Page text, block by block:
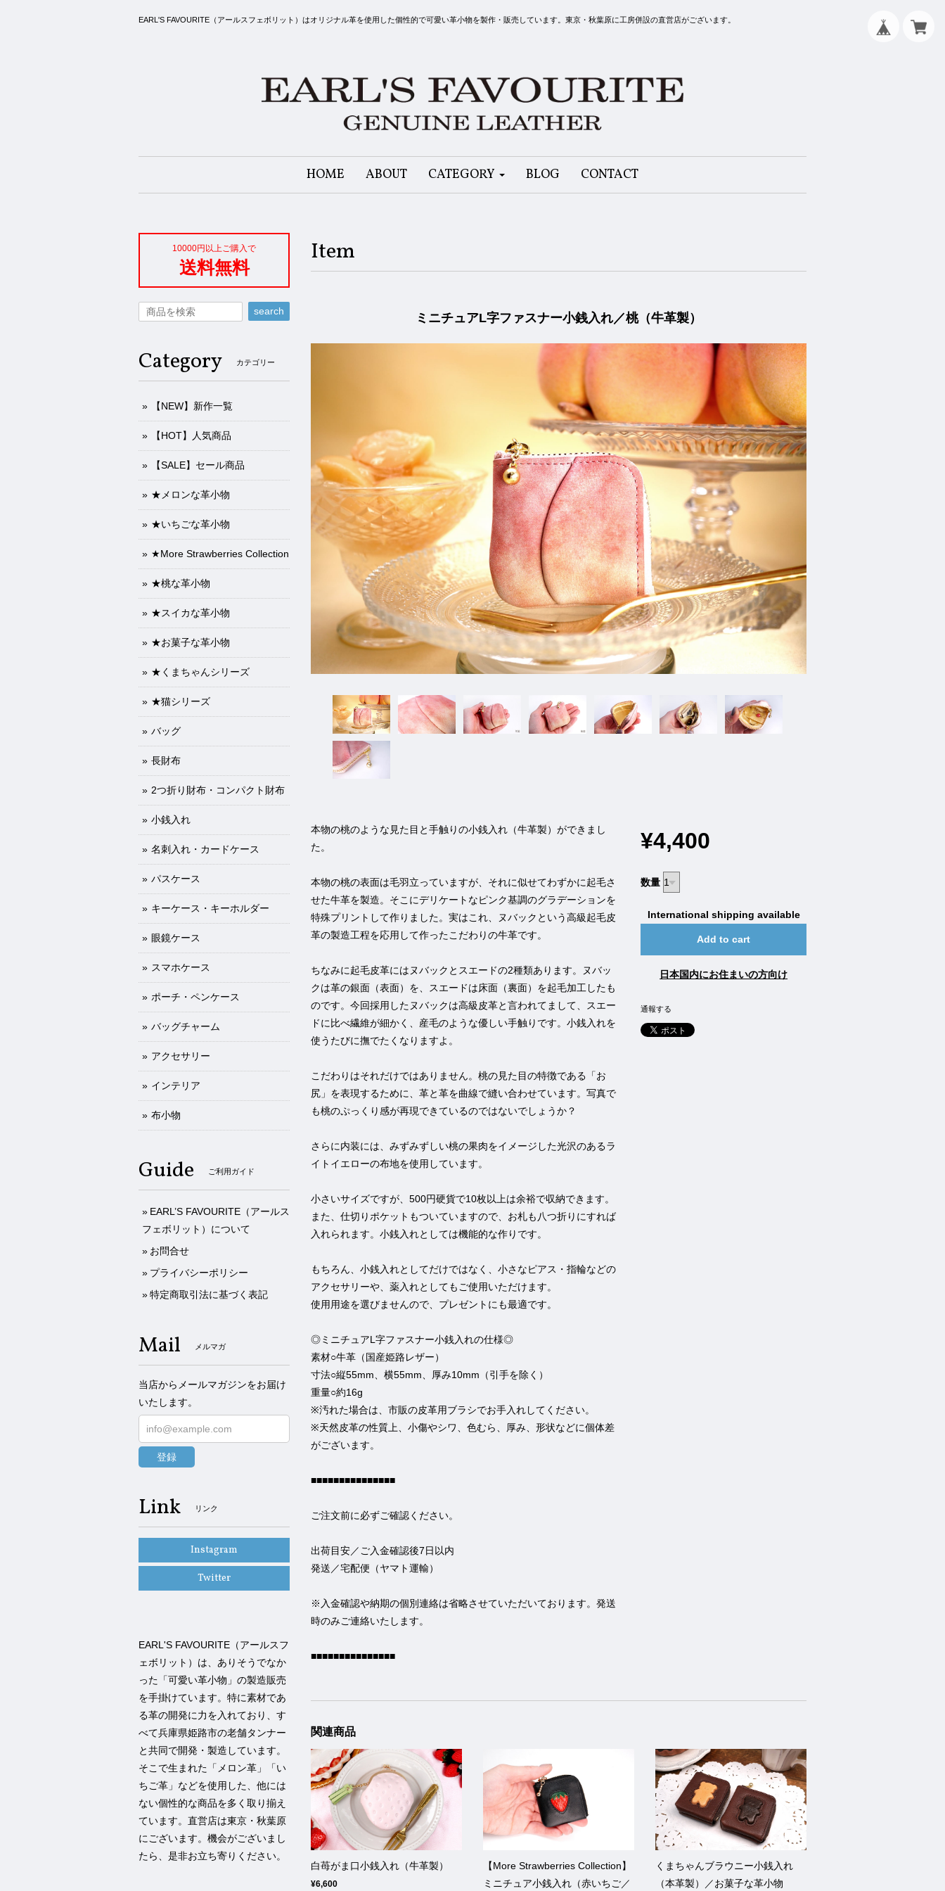
EARL'S FAVOURITE（アールスフェボリット）はオリジナル革を使用した個性的で可愛い革小物を製作・販売しています。東京・秋葉原に工房併設の直営店がございます。
HOME ABOUT CATEGORY BLOG CONTACT
Item
ミニチュアL字ファスナー小銭入れ／桃（牛革製）
本物の桃のような見た目と手触りの小銭入れ（牛革製）ができまし
た。
本物の桃の表面は毛羽立っていますが、それに似せてわずかに起毛さ
せた牛革を製造。そこにデリケートなピンク基調のグラデーションを
特殊プリントして作りました。実はこれ、ヌバックという高級起毛皮
革の製造工程を応用して作ったこだわりの牛革です。
ちなみに起毛皮革にはヌバックとスエードの2種類あります。ヌバッ
クは革の銀面（表面）を、スエードは床面（裏面）を起毛加工したも
のです。今回採用したヌバックは高級皮革と言われてまして、スエー
ドに比べ繊維が細かく、産毛のような優しい手触りです。小銭入れを
使うたびに撫でたくなりますよ。
こだわりはそれだけではありません。桃の見た目の特徴である「お
尻」を表現するために、革と革を曲線で縫い合わせています。写真で
も桃のぷっくり感が再現できているのではないでしょうか？
さらに内装には、みずみずしい桃の果肉をイメージした光沢のあるラ
イトイエローの布地を使用しています。
小さいサイズですが、500円硬貨で10枚以上は余裕で収納できます。
また、仕切りポケットもついていますので、お札も八つ折りにすれば
入れられます。小銭入れとしては機能的な作りです。
もちろん、小銭入れとしてだけではなく、小さなピアス・指輪などの
アクセサリーや、薬入れとしてもご使用いただけます。
使用用途を選びませんので、プレゼントにも最適です。
◎ミニチュアL字ファスナー小銭入れの仕様◎
素材○牛革（国産姫路レザー）
寸法○縦55mm、横55mm、厚み10mm（引手を除く）
重量○約16g
※汚れた場合は、市販の皮革用ブラシでお手入れしてください。
※天然皮革の性質上、小傷やシワ、色むら、厚み、形状などに個体差
がございます。
■■■■■■■■■■■■■■■
ご注文前に必ずご確認ください。
出荷目安／ご入金確認後7日以内
発送／宅配便（ヤマト運輸）
※入金確認や納期の個別連絡は省略させていただいております。発送
時のみご連絡いたします。
■■■■■■■■■■■■■■■
¥4,400
数量
International shipping available
Add to cart
日本国内にお住まいの方向け
通報する
関連商品
白苺がま口小銭入れ（牛革製）
¥6,600
【More Strawberries Collection】
ミニチュア小銭入れ（赤いちご／
くまちゃんブラウニー小銭入れ
（本革製）／お菓子な革小物
10000円以上ご購入で
送料無料
search
Category カテゴリー
【NEW】新作一覧
【HOT】人気商品
【SALE】セール商品
★メロンな革小物
★いちごな革小物
★More Strawberries Collection
★桃な革小物
★スイカな革小物
★お菓子な革小物
★くまちゃんシリーズ
★猫シリーズ
バッグ
長財布
2つ折り財布・コンパクト財布
小銭入れ
名刺入れ・カードケース
パスケース
キーケース・キーホルダー
眼鏡ケース
スマホケース
ポーチ・ペンケース
バッグチャーム
アクセサリー
インテリア
布小物
Guide ご利用ガイド
EARL’S FAVOURITE（アールス
フェボリット）について
お問合せ
プライバシーポリシー
特定商取引法に基づく表記
Mail メルマガ
当店からメールマガジンをお届け
いたします。
登録
Link リンク
Instagram
Twitter
EARL'S FAVOURITE（アールスフ
ェボリット）は、ありそうでなか
った「可愛い革小物」の製造販売
を手掛けています。特に素材であ
る革の開発に力を入れており、す
べて兵庫県姫路市の老舗タンナー
と共同で開発・製造しています。
そこで生まれた「メロン革」「い
ちご革」などを使用した、他には
ない個性的な商品を多く取り揃え
ています。直営店は東京・秋葉原
にございます。機会がございまし
たら、是非お立ち寄りください。